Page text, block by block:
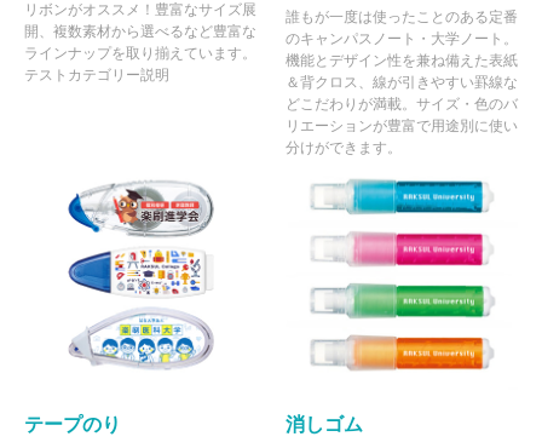
リボンがオススメ！豊富なサイズ展
開、複数素材から選べるなど豊富な
ラインナップを取り揃えています。
テストカテゴリー説明
誰もが一度は使ったことのある定番
のキャンパスノート・大学ノート。
機能とデザイン性を兼ね備えた表紙
＆背クロス、線が引きやすい罫線な
どこだわりが満載。サイズ・色のバ
リエーションが豊富で用途別に使い
分けができます。
テープのり 消しゴム